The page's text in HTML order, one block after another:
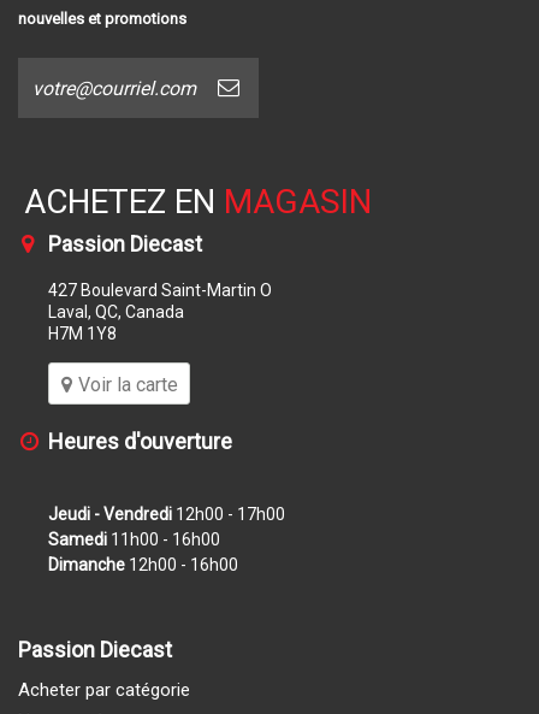
nouvelles et promotions
ACHETEZ EN MAGASIN
Passion Diecast
427 Boulevard Saint-Martin O
Laval, QC, Canada
H7M 1Y8
Voir la carte
Heures d'ouverture
Jeudi - Vendredi 12h00 - 17h00
Samedi 11h00 - 16h00
Dimanche 12h00 - 16h00
Passion Diecast
Acheter par catégorie